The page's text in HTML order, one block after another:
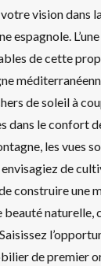
vision dans
espagnole.
de cette
de soleil à
dans le confort
les vues
de
construire une
beauté naturelle,
de premier